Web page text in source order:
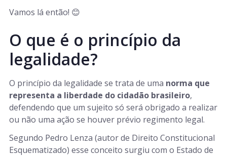
Vamos lá então! 😊
O que é o princípio da
legalidade?
O princípio da legalidade se trata de uma norma que
representa a liberdade do cidadão brasileiro,
defendendo que um sujeito só será obrigado a realizar
ou não uma ação se houver prévio regimento legal.
Segundo Pedro Lenza (autor de Direito Constitucional
Esquematizado) esse conceito surgiu com o Estado de